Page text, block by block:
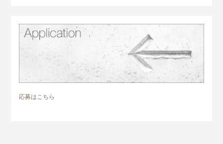
応募はこちら